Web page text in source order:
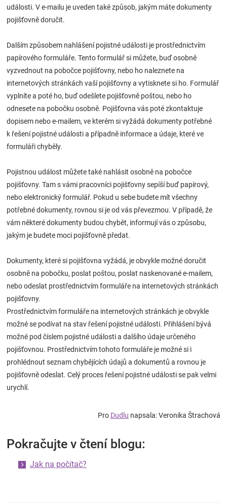
události. V e-mailu je uveden také způsob, jakým máte dokumenty
pojišťovně doručit.
Dalším způsobem nahlášení pojistné události je prostřednictvím
papírového formuláře. Tento formulář si můžete, buď osobně
vyzvednout na pobočce pojišťovny, nebo ho naleznete na
internetových stránkách vaší pojišťovny a vytisknete si ho. Formulář
vyplníte a poté ho, buď odešlete pojišťovně poštou, nebo ho
odnesete na pobočku osobně. Pojišťovna vás poté zkontaktuje
dopisem nebo e-mailem, ve kterém si vyžádá dokumenty potřebné
k řešení pojistné události a případně informace a údaje, které ve
formuláři chyběly.
Pojistnou událost můžete také nahlásit osobně na pobočce
pojišťovny. Tam s vámi pracovníci pojišťovny sepíší buď papírový,
nebo elektronický formulář. Pokud u sebe budete mít všechny
potřebné dokumenty, rovnou si je od vás převezmou. V případě, že
vám některé dokumenty budou chybět, informují vás o způsobu,
jakým je budete moci pojišťovně předat.
Dokumenty, které si pojišťovna vyžádá, je obvykle možné doručit
osobně na pobočku, poslat poštou, poslat naskenované e-mailem,
nebo odeslat prostřednictvím formuláře na internetových stránkách
pojišťovny.
Prostřednictvím formuláře na internetových stránkách je obvykle
možné se podívat na stav řešení pojistné události. Přihlášení bývá
možné pod číslem pojistné události a dalšího údaje určeného
pojišťovnou. Prostřednictvím tohoto formuláře je možné si i
prohlédnout seznam chybějících údajů a dokumentů a rovnou je
pojišťovně odeslat. Celý proces řešení pojistné události se pak velmi
urychlí.
Pro Dudlu napsala: Veronika Štrachová
Pokračujte v čtení blogu:
Jak na počítač?